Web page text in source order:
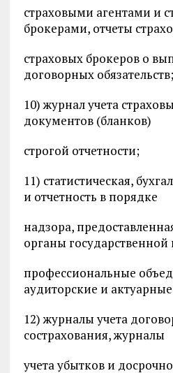
страховыми агентами и
брокерами, отчеты
страховых брокеров о
договорных обязательств;
10) журнал учета
документов (бланков)
строгой отчетности;
11) статистическая,
и отчетность в порядке
надзора,
органы государственной
профессиональные
аудиторские и
12) журналы учета
сострахования, журналы
учета убытков и